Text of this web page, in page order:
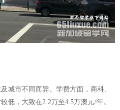
城市不同而异。学费方面，商科、
低，大致在2.2万至4.5万澳元/年。